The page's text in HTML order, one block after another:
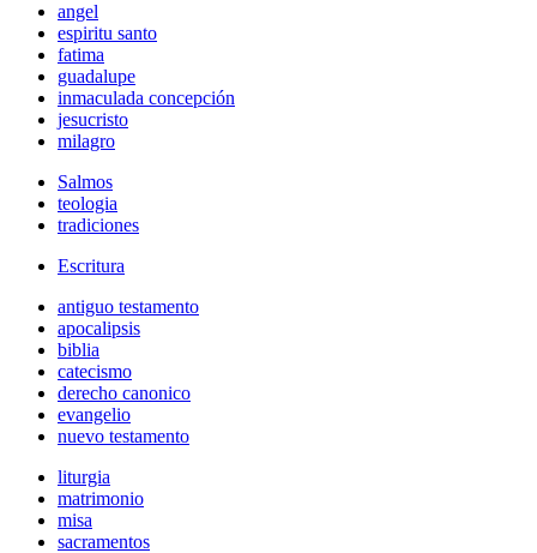
angel
espiritu santo
fatima
guadalupe
inmaculada concepción
jesucristo
milagro
Salmos
teologia
tradiciones
Escritura
antiguo testamento
apocalipsis
biblia
catecismo
derecho canonico
evangelio
nuevo testamento
liturgia
matrimonio
misa
sacramentos